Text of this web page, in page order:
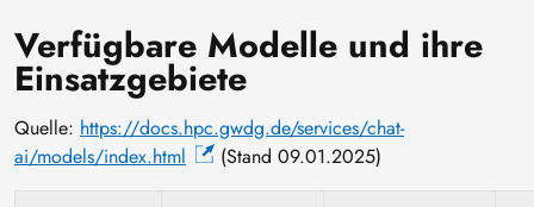
Verfügbare Modelle und ihre
Einsatzgebiete
Quelle: https://docs.hpc.gwdg.de/services/chat-
ai/models/index.html
(Stand 09.01.2025)